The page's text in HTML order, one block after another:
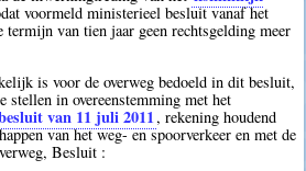
voormeld ministerieel besluit vanaf het
termijn van tien jaar geen rechtsgelding meer
is voor de overweg bedoeld in dit besluit,
stellen in overeenstemming met het
van 11 juli 2011, rekening houdend
van het weg- en spoorverkeer en met de
Besluit :